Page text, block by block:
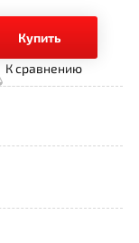
Купить
К сравнению